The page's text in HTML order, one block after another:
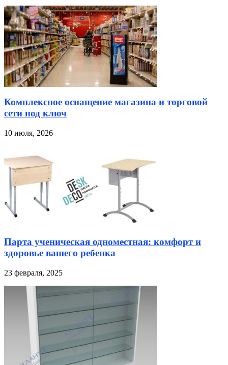
Комплексное оснащение магазина и торговой
сети под ключ
10 июля, 2026
Парта ученическая одноместная: комфорт и
здоровье вашего ребенка
23 февраля, 2025